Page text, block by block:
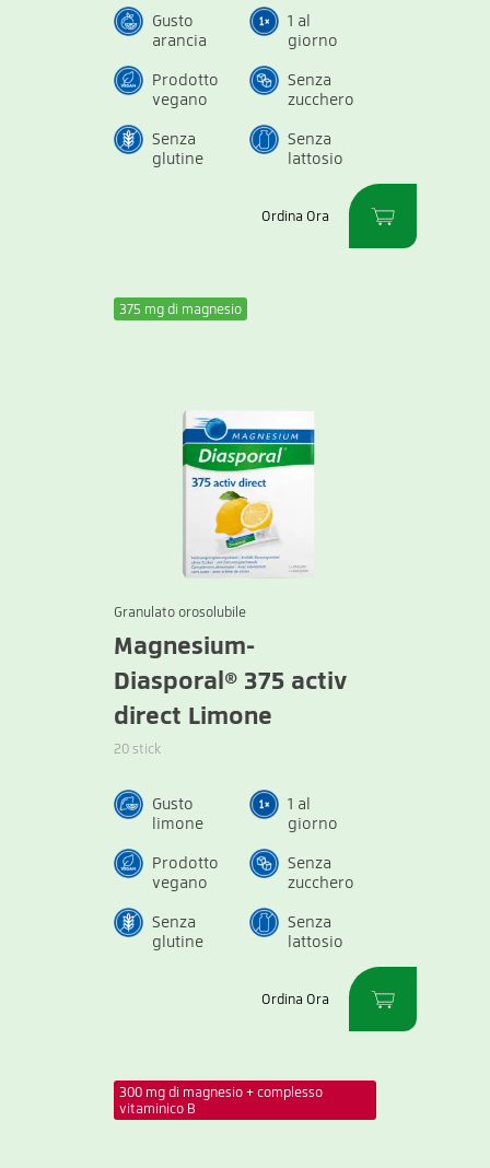
Gusto
arancia
1 al
giorno
Prodotto
vegano
Senza
zucchero
Senza
glutine
Senza
lattosio
Ordina Ora
375 mg di magnesio
Granulato orosolubile
Magnesium-
Diasporal® 375 activ
direct Limone
20 stick
Gusto
limone
1 al
giorno
Prodotto
vegano
Senza
zucchero
Senza
glutine
Senza
lattosio
Ordina Ora
300 mg di magnesio + complesso
vitaminico B